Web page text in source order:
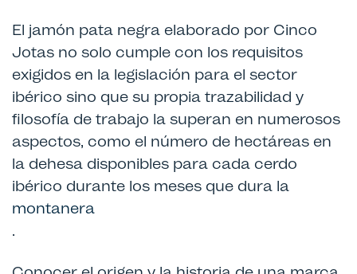
El jamón pata negra elaborado por Cinco
Jotas no solo cumple con los requisitos
exigidos en la legislación para el sector
ibérico sino que su propia trazabilidad y
filosofía de trabajo la superan en numerosos
aspectos, como el número de hectáreas en
la dehesa disponibles para cada cerdo
ibérico durante los meses que dura la
montanera
.